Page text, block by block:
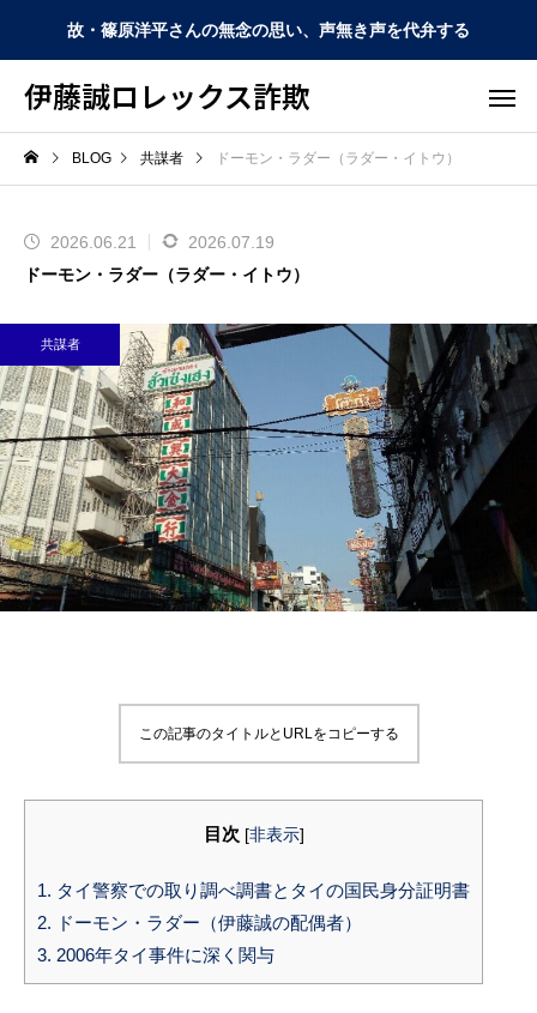
故・篠原洋平さんの無念の思い、声無き声を代弁する
伊藤誠ロレックス詐欺
BLOG 共謀者 ドーモン・ラダー（ラダー・イトウ）
2026.06.21
2026.07.19
ドーモン・ラダー（ラダー・イトウ）
共謀者
この記事のタイトルとURLをコピーする
目次 [非表示]
1. タイ警察での取り調べ調書とタイの国民身分証明書
2. ドーモン・ラダー（伊藤誠の配偶者）
3. 2006年タイ事件に深く関与